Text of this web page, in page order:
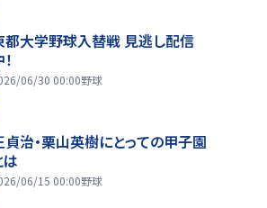
都大学野球入替戦 見逃し配信
06/30 00:00野球
貞治・栗山英樹にとっての甲子園
は
06/15 00:00野球